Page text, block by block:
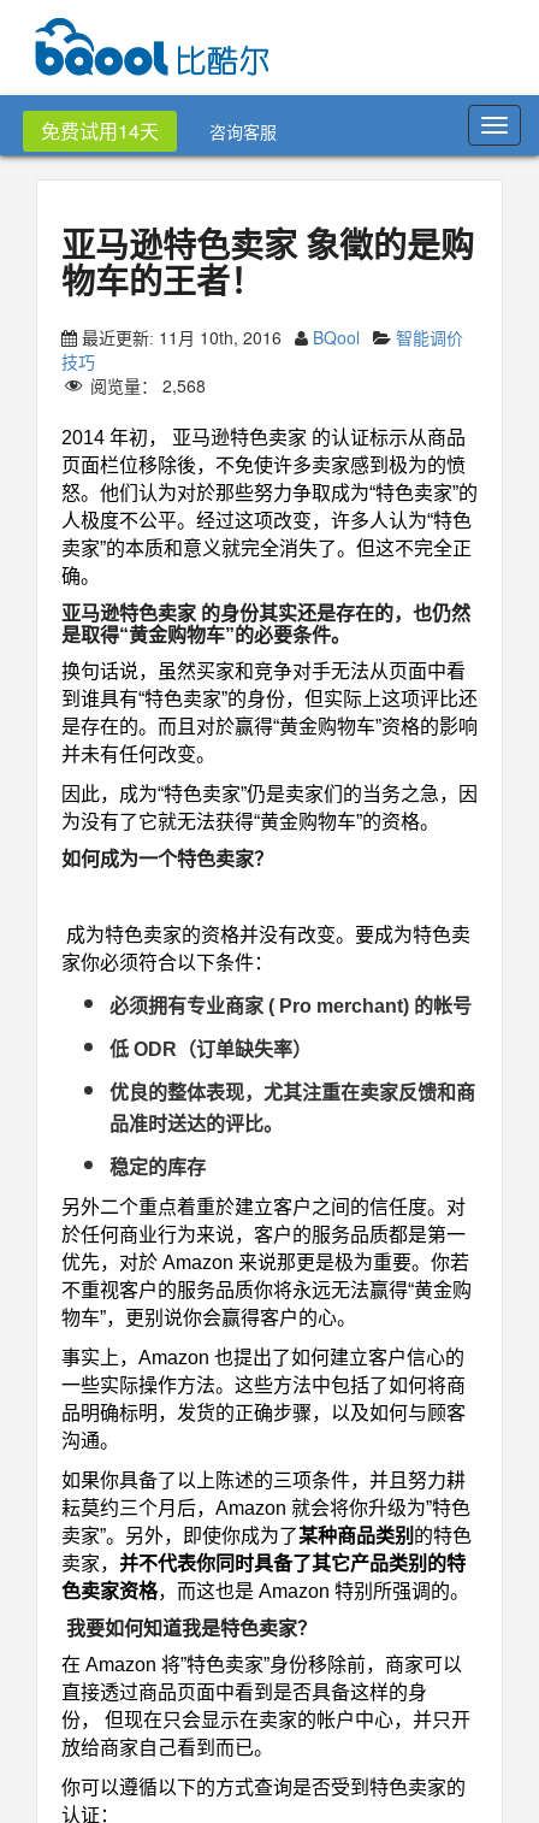
免费试用14天 咨询客服
亚马逊特色卖家 象徵的是购
物车的王者！
最近更新: 11月 10th, 2016 BQool
智能调价
技巧
阅览量： 2,568
2014 年初， 亚马逊特色卖家 的认证标示从商品
页面栏位移除後，不免使许多卖家感到极为的愤
怒。他们认为对於那些努力争取成为“特色卖家”的
人极度不公平。 经过这项改变，许多人认为“特色
卖家”的本质和意义就完全消失了。 但这不完全正
确。
亚马逊特色卖家 的身份其实还是存在的，也仍然
是取得“黄金购物车”的必要条件。
换句话说，虽然买家和竞争对手无法从页面中看
到谁具有“特色卖家”的身份，但实际上这项评比还
是存在的。而且对於赢得“黄金购物车”资格的影响
并未有任何改变。
因此，成为“特色卖家”仍是卖家们的当务之急，因
为没有了它就无法获得“黄金购物车”的资格。
如何成为一个特色卖家？
成为特色卖家的资格并没有改变。要成为特色卖
家你必须符合以下条件：
必须拥有专业商家 ( Pro merchant) 的帐号
低 ODR（订单缺失率）
优良的整体表现，尤其注重在卖家反馈和商
品准时送达的评比。
稳定的库存
另外二个重点着重於建立客户之间的信任度。对
於任何商业行为来说，客户的服务品质都是第一
优先，对於 Amazon 来说那更是极为重要。你若
不重视客户的服务品质你将永远无法赢得“黄金购
物车”，更别说你会赢得客户的心。
事实上，Amazon 也提出了如何建立客户信心的
一些实际操作方法。这些方法中包括了如何将商
品明确标明，发货的正确步骤，以及如何与顾客
沟通。
如果你具备了以上陈述的三项条件，并且努力耕
耘莫约三个月后，Amazon 就会将你升级为”特色
卖家”。另外，即使你成为了某种商品类别 的特色
卖家， 并不代表你同时具备了其它产品类别的特
色卖家资格，而这也是 Amazon 特别所强调的。
我要如何知道我是特色卖家？
在 Amazon 将”特色卖家”身份移除前，商家可以
直接透过商品页面中看到是否具备这样的身
份，
但现在只会显示在卖家的帐户中心，并只开
放给商家自己看到而已。
你可以遵循以下的方式查询是否受到特色卖家的
认证：